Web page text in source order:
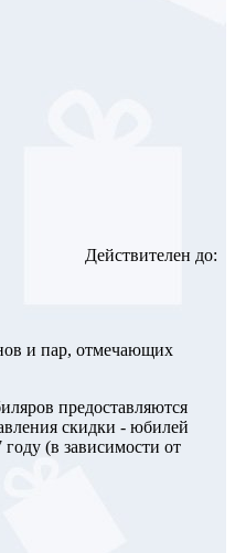
Действителен до:
и пар, отмечающих
предоставляются
скидки - юбилей
(в зависимости от